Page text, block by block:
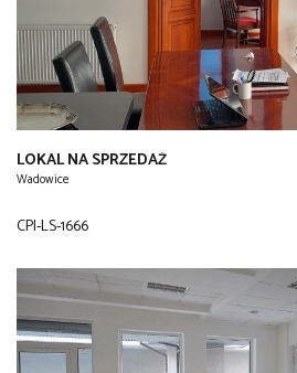
LOKAL NA SPRZEDAŻ
Wadowice
CPI-LS-1666